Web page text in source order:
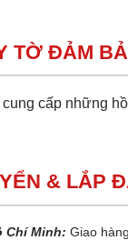
TỜ ĐẢM
cấp những
& LẮP
Chí Minh: Giao